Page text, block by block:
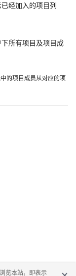
经加入的项目列
所有项目及项目成
的项目成员从对应的项
览本站，即表示